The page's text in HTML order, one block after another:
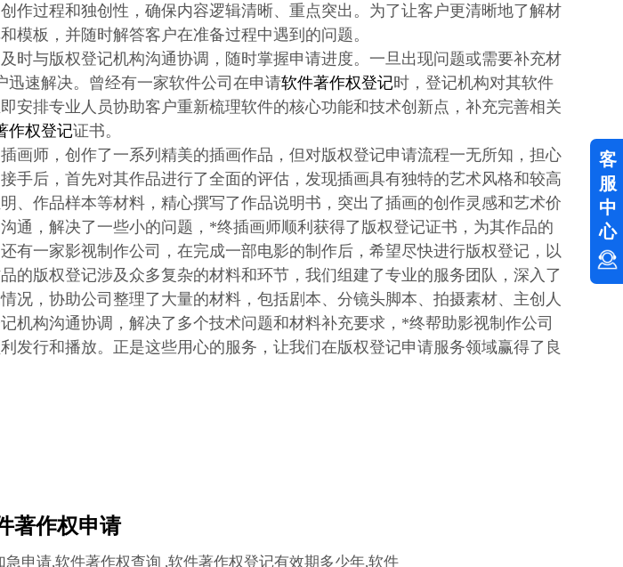
作过程和独创性，确保内容逻辑清晰、重点突出。为了让客户更清晰地了解材
模板，并随时解答客户在准备过程中遇到的问题。
时与版权登记机构沟通协调，随时掌握申请进度。一旦出现问题或需要补充材
速解决。曾经有一家软件公司在申请软件著作权登记时，登记机构对其软件
安排专业人员协助客户重新梳理软件的核心功能和技术创新点，补充完善相关
作权登记证书。
画师，创作了一系列精美的插画作品，但对版权登记申请流程一无所知，担心
手后，首先对其作品进行了全面的评估，发现插画具有独特的艺术风格和较高
、作品样本等材料，精心撰写了作品说明书，突出了插画的创作灵感和艺术价
通，解决了一些小的问题，*终插画师顺利获得了版权登记证书，为其作品的
有一家影视制作公司，在完成一部电影的制作后，希望尽快进行版权登记，以
的版权登记涉及众多复杂的材料和环节，我们组建了专业的服务团队，深入了
况，协助公司整理了大量的材料，包括剧本、分镜头脚本、拍摄素材、主创人
机构沟通协调，解决了多个技术问题和材料补充要求，*终帮助影视制作公司
发行和播放。正是这些用心的服务，让我们在版权登记申请服务领域赢得了良
著作权申请
申请,软件著作权查询 ,软件著作权登记有效期多少年,软件
客
服
中
心